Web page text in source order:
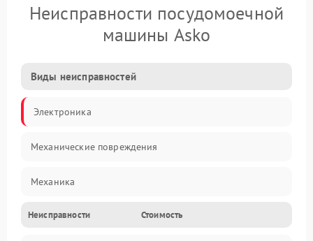
Неисправности посудомоечной
машины Asko
Виды неисправностей
Электроника
Механические повреждения
Механика
Управление
Неисправности Стоимость